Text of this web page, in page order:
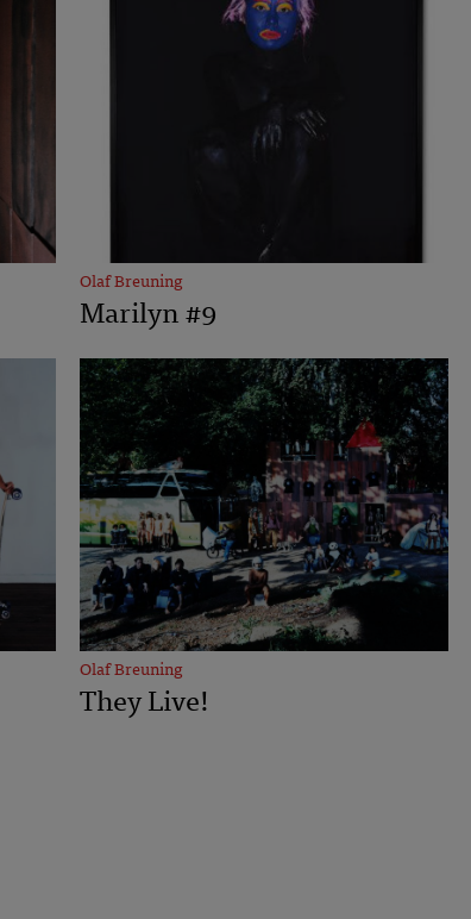
Olaf Breuning
Marilyn #9
Olaf Breuning
They Live!